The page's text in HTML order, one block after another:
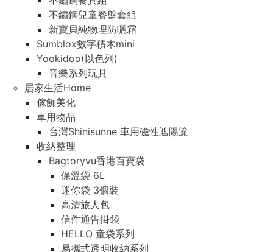
不鏽鋼兒童餐盤套組
新寶貝純物理防曬霜
Sumblox數字積木mini
Yookidoo(以色列)
音樂系列玩具
居家生活Home
傢飾美化
車用物品
台灣Shinisunne 車用磁性遮陽簾
收納整理
Bagtoryvu香港百寶袋
保溫袋 6L
迷你袋 3個裝
高清旅人包
信件通告掛袋
HELLO 童袋系列
易攜式透明收納系列